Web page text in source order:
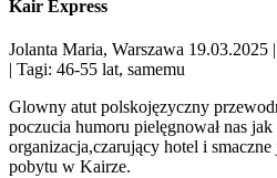
Kair Express
Jolanta Maria, Warszawa 19.03.2025
| Tagi: 46-55 lat, samemu
Glowny atut polskojęzyczny
poczucia humoru pielęgnował nas
organizacja,czarujący hotel i
pobytu w Kairze.